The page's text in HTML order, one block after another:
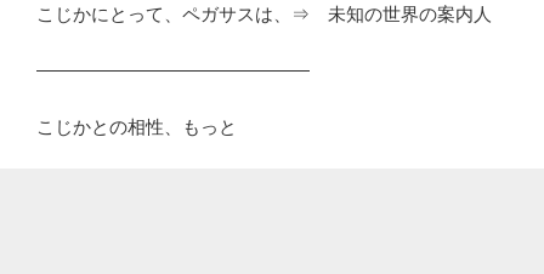
こじかにとって、ペガサスは、⇒ 未知の世界の案内人
―――――――――――――――
こじかとの相性、もっと